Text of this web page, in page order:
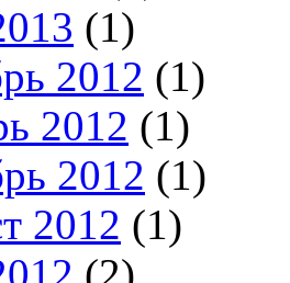
(1)
2012 (1)
2012 (1)
2012 (1)
2012 (1)
(2)